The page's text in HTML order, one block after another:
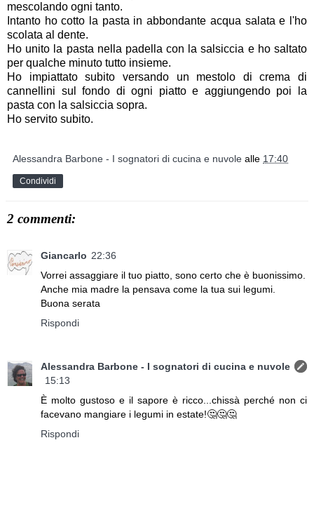
mescolando ogni tanto.
Intanto ho cotto la pasta in abbondante acqua salata e l'ho
scolata al dente.
Ho unito la pasta nella padella con la salsiccia e ho saltato
per qualche minuto tutto insieme.
Ho impiattato subito versando un mestolo di crema di
cannellini sul fondo di ogni piatto e aggiungendo poi la
pasta con la salsiccia sopra.
Ho servito subito.
Alessandra Barbone - I sognatori di cucina e nuvole alle 17:40
Condividi
2 commenti:
Giancarlo 22:36
Vorrei assaggiare il tuo piatto, sono certo che è buonissimo.
Anche mia madre la pensava come la tua sui legumi.
Buona serata
Rispondi
Alessandra Barbone - I sognatori di cucina e nuvole
15:13
È molto gustoso e il sapore è ricco...chissà perché non ci
facevano mangiare i legumi in estate!🤔🤔🤔
Rispondi